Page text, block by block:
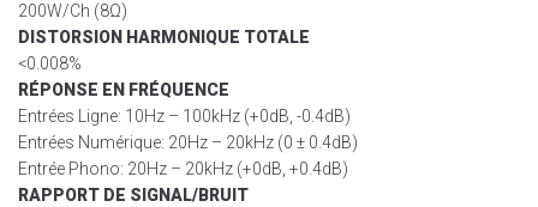
200W/Ch (8Ω)
DISTORSION HARMONIQUE TOTALE
<0.008%
RÉPONSE EN FRÉQUENCE
Entrées Ligne: 10Hz – 100kHz (+0dB, -0.4dB)
Entrées Numérique: 20Hz – 20kHz (0 ± 0.4dB)
Entrée Phono: 20Hz – 20kHz (+0dB, +0.4dB)
RAPPORT DE SIGNAL/BRUIT